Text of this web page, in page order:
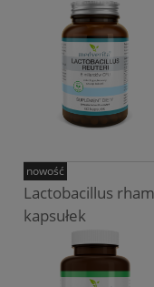
Lactobacillus
kapsułek
nowość